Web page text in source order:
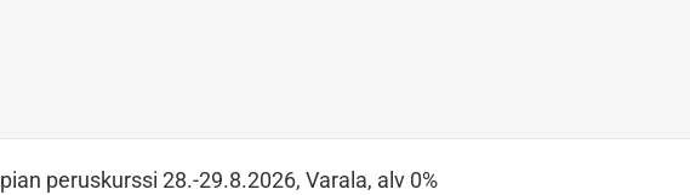
peruskurssi 28.-29.8.2026, Varala, alv 0%